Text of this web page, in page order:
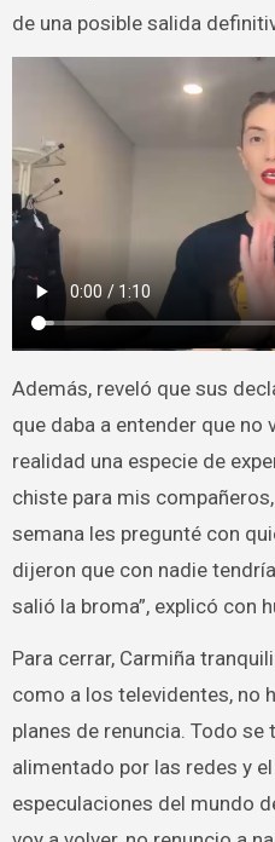
de una posible salida
Además, reveló que sus
que daba a entender que no
realidad una especie de
chiste para mis
semana les pregunté con
dijeron que con nadie
salió la broma”, explicó con
Para cerrar, Carmiña
como a los televidentes, no
planes de renuncia. Todo
alimentado por las redes y
especulaciones del mundo